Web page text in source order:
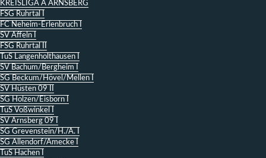
KREISLIGA A ARNSBERG
FSG Ruhrtal I
FC Neheim-Erlenbruch I
SV Affeln I
FSG Ruhrtal II
TuS Langenholthausen I
SV Bachum/Bergheim I
SG Beckum/Hövel/Mellen I
SV Hüsten 09 II
SG Holzen/Eisborn I
TuS Voßwinkel I
SV Arnsberg 09 I
SG Grevenstein/H./A. I
SG Allendorf/Amecke I
TuS Hachen I